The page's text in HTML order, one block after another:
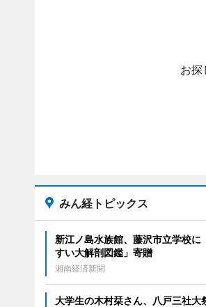
お探
みん経トピックス
新江ノ島水族館、藤沢市立学校に
すい大解剖図鑑」寄贈
湘南経済新聞
大学生の木村栞さん、八戸三社大